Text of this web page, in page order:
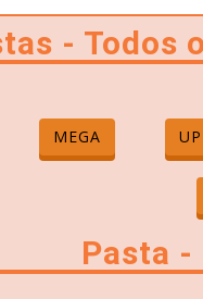
- Todos
MEGA
Pasta -